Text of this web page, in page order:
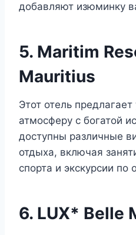
добавляют изюминку
5. Maritim
Mauritius
Этот отель
атмосферу с богатой
доступны различные
отдыха, включая
спорта и экскурсии по
6. LUX* Belle